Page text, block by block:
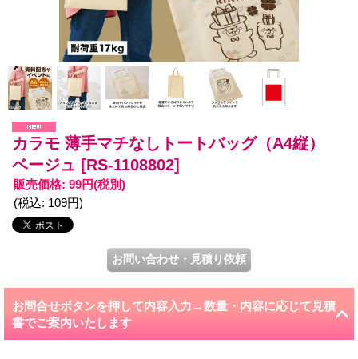
カラモ 薄手マチなしトートバッグ（A4縦）
ベージュ [RS-1108802]
販売価格: 99円(税別)
(税込: 109円)
お問合せボタンを押して内容入力→数量・内容に応じて見積
書でご案内いたします